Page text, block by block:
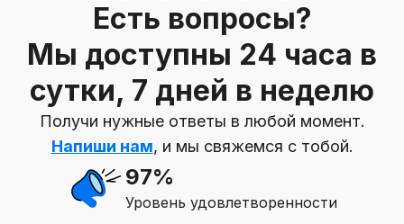
Есть вопросы?
Мы доступны 24 часа в
сутки, 7 дней в неделю
Получи нужные ответы в любой момент.
Напиши нам, и мы свяжемся с тобой.
97%
Уровень удовлетворенности